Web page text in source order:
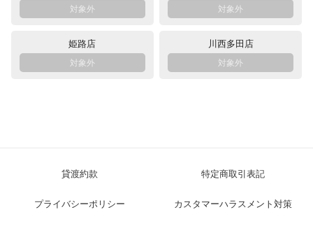
姫路店 川西多田店
貸渡約款 特定商取引表記
プライバシーポリシー カスタマーハラスメント対策